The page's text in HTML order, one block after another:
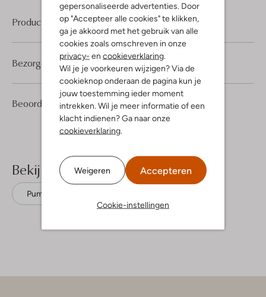
gepersonaliseerde advertenties. Door
op "Accepteer alle cookies" te klikken,
ga je akkoord met het gebruik van alle
cookies zoals omschreven in onze
privacy- en cookieverklaring.
Wil je je voorkeuren wijzigen? Via de
cookieknop onderaan de pagina kun je
jouw toestemming ieder moment
intrekken. Wil je meer informatie of een
klacht indienen? Ga naar onze
cookieverklaring.
Weigeren Accepteren
Cookie-instellingen
Product informatie
Beoordelingen (3) 4/5
3
4
Sterren
Bezorgen & retourneren
Bekijk meer
Pumps